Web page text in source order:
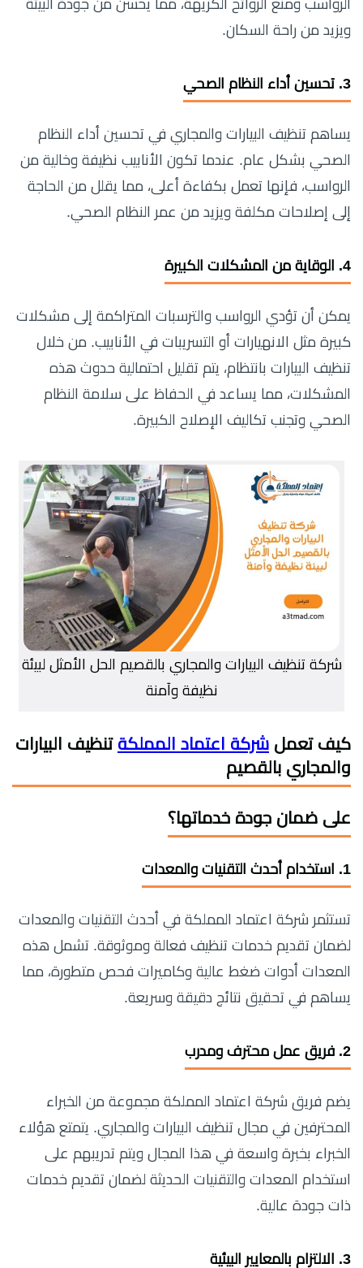
الرواسب ومنع الروائح الكريهة، مما يحسن من جودة البيئة
ويزيد من راحة السكان.
3. تحسين أداء النظام الصحي
يساهم تنظيف البيارات والمجاري في تحسين أداء النظام
الصحي بشكل عام. عندما تكون الأنابيب نظيفة وخالية من
الرواسب، فإنها تعمل بكفاءة أعلى، مما يقلل من الحاجة
إلى إصلاحات مكلفة ويزيد من عمر النظام الصحي.
4. الوقاية من المشكلات الكبيرة
يمكن أن تؤدي الرواسب والترسبات المتراكمة إلى مشكلات
كبيرة مثل الانهيارات أو التسريبات في الأنابيب. من خلال
تنظيف البيارات بانتظام، يتم تقليل احتمالية حدوث هذه
المشكلات، مما يساعد في الحفاظ على سلامة النظام
الصحي وتجنب تكاليف الإصلاح الكبيرة.
شركة تنظيف البيارات والمجاري بالقصيم الحل الأمثل لبيئة
نظيفة وآمنة
كيف تعمل شركة اعتماد المملكة تنظيف البيارات
والمجاري بالقصيم
على ضمان جودة خدماتها؟
1. استخدام أحدث التقنيات والمعدات
تستثمر شركة اعتماد المملكة في أحدث التقنيات والمعدات
لضمان تقديم خدمات تنظيف فعالة وموثوقة. تشمل هذه
المعدات أدوات ضغط عالية وكاميرات فحص متطورة، مما
يساهم في تحقيق نتائج دقيقة وسريعة.
2. فريق عمل محترف ومدرب
يضم فريق شركة اعتماد المملكة مجموعة من الخبراء
المحترفين في مجال تنظيف البيارات والمجاري. يتمتع هؤلاء
الخبراء بخبرة واسعة في هذا المجال ويتم تدريبهم على
استخدام المعدات والتقنيات الحديثة لضمان تقديم خدمات
ذات جودة عالية.
3. الالتزام بالمعايير البيئية